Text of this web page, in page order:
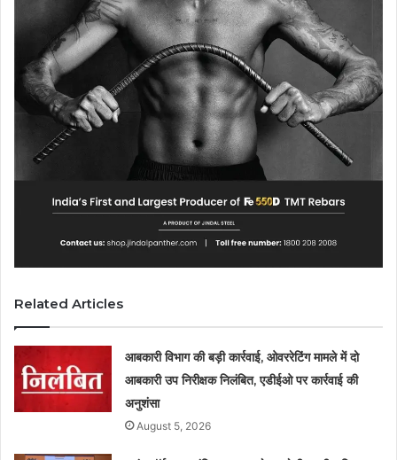
Related Articles
आबकारी विभाग की बड़ी कार्रवाई, ओवररेटिंग मामले में दो
आबकारी उप निरीक्षक निलंबित, एडीईओ पर कार्रवाई की
अनुशंसा
August 5, 2026